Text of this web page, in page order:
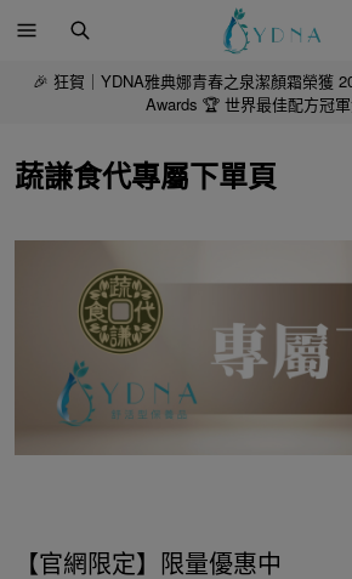
🎉 狂賀｜YDNA雅典娜青春之泉潔顏霜榮獲
Awards 🏆 世界最佳配方冠軍
蔬謙食代專屬下單頁
【官網限定】限量優惠中